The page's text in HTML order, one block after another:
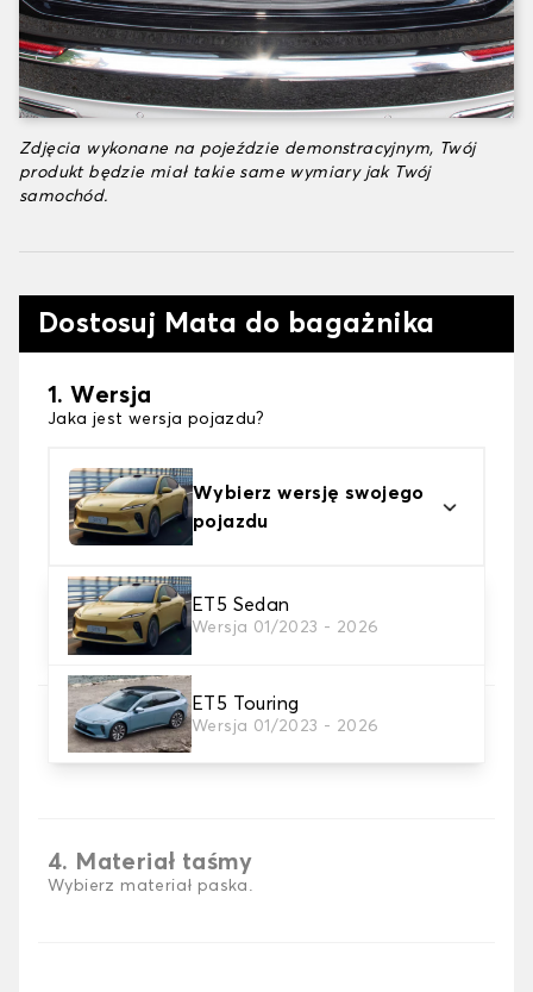
Zdjęcia wykonane na pojeździe demonstracyjnym, Twój
produkt będzie miał takie same wymiary jak Twój
samochód.
Dostosuj Mata do bagażnika
1. Wersja
Jaka jest wersja pojazdu?
Wybierz wersję swojego
pojazdu
ET5 Sedan
Wersja 01/2023 - 2026
ET5 Touring
Wersja 01/2023 - 2026
2. Materiał
wybierz materiał dywanika do bagażnika
3. Kolory dywanów
wybierz kolor dywanika bagażnik .
4. Materiał taśmy
Wybierz materiał paska.